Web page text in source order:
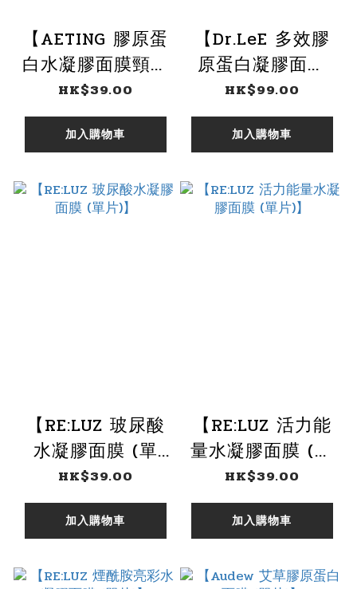
【AETING 膠原蛋
白水凝膠面膜頸膜
(單片)】
HK$39.00
加入購物車
【Dr.LeE 多效膠
原蛋白凝膠面膜
(單片)】
HK$99.00
加入購物車
【RE:LUZ 玻尿酸
水凝膠面膜 (單
片)】
HK$39.00
加入購物車
【RE:LUZ 活力能
量水凝膠面膜 (單
片)】
HK$39.00
加入購物車